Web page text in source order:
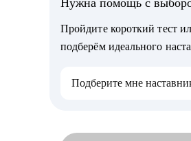
Нужна помощь с
Пройдите короткий тест
подберём идеального
Подберите мне